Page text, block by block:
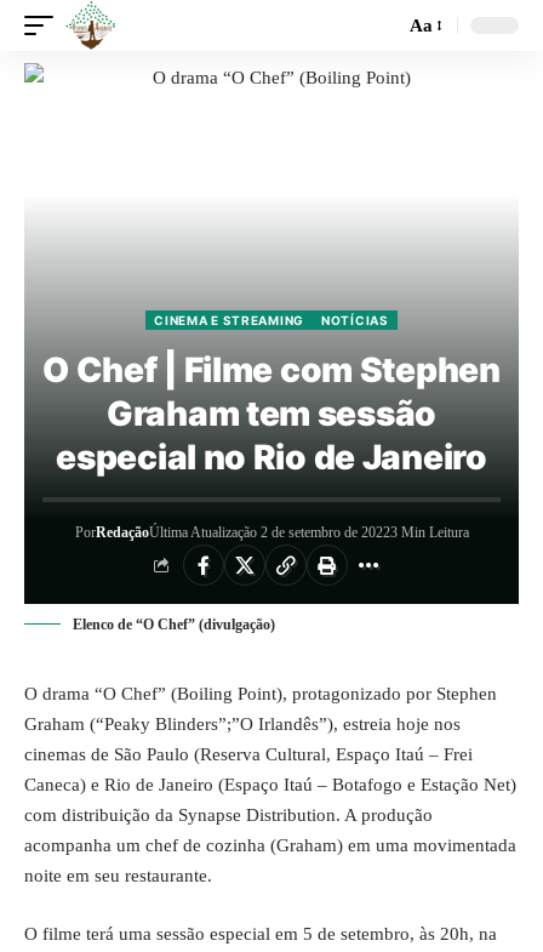
Aa
CINEMA E STREAMING NOTÍCIAS
O Chef | Filme com Stephen
Graham tem sessão
especial no Rio de Janeiro
PorRedaçãoÚltima Atualização 2 de setembro de 20223 Min Leitura
Elenco de “O Chef” (divulgação)
O drama “O Chef” (Boiling Point), protagonizado por Stephen
Graham (“Peaky Blinders”;”O Irlandês”), estreia hoje nos
cinemas de São Paulo (Reserva Cultural, Espaço Itaú – Frei
Caneca) e Rio de Janeiro (Espaço Itaú – Botafogo e Estação Net)
com distribuição da Synapse Distribution. A produção
acompanha um chef de cozinha (Graham) em uma movimentada
noite em seu restaurante.
O filme terá uma sessão especial em 5 de setembro, às 20h, na